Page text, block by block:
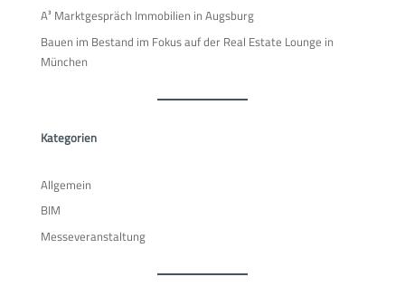
A³ Marktgespräch Immobilien in Augsburg
Bauen im Bestand im Fokus auf der Real Estate Lounge in
München
Kategorien
Allgemein
BIM
Messeveranstaltung